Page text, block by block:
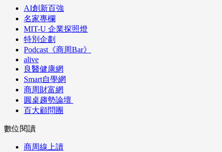
AI創新百強
名家專欄
MIT-U 企業探照燈
特別企劃
Podcast《商周Bar》
alive
良醫健康網
Smart自學網
商周財富網
圓桌趨勢論壇
百大顧問團
數位閱讀
商周線上讀